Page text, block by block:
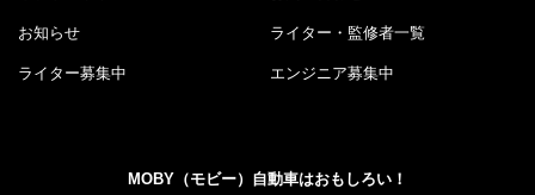
お知らせ ライター・監修者一覧
ライター募集中 エンジニア募集中
MOBY（モビー）自動車はおもしろい！